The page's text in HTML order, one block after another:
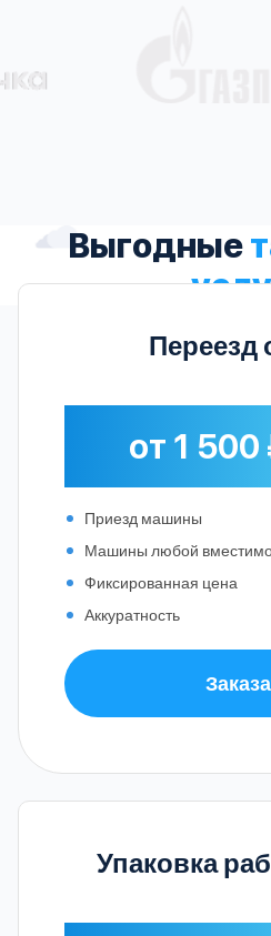
Выгодные
Переезд
от 1 500
Приезд машины
Машины любой
Фиксированная цена
Аккуратность
Упаковка